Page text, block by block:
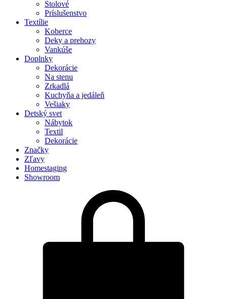
Stolové
Príslušenstvo
Textílie
Koberce
Deky a prehozy
Vankúše
Doplnky
Dekorácie
Na stenu
Zrkadlá
Kuchyňa a jedáleň
Vešiaky
Detský svet
Nábytok
Textil
Dekorácie
Značky
Zľavy
Homestaging
Showroom